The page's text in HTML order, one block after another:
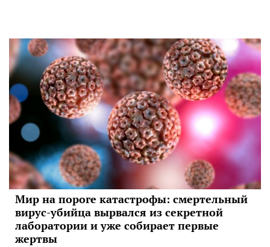
Мир на пороге катастрофы: смертельный
вирус-убийца вырвался из секретной
лаборатории и уже собирает первые
жертвы